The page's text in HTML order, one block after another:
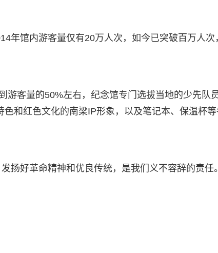
年馆内游客量仅有20万人次，如今已突破百万人次
游客量的50%左右，纪念馆专门选拔当地的少先队
和红色文化的南梁IP形象，以及笔记本、保温杯
扬好革命精神和优良传统，是我们义不容辞的责任